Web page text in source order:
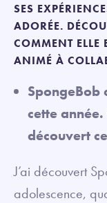
SES
ADORÉE.
COMMENT ELLE
ANIMÉ À
SpongeBob
cette
découvert
J’ai découvert
adolescence,